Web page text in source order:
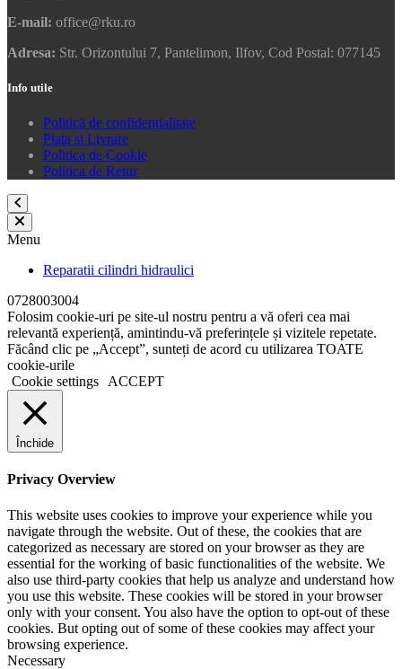
E-mail: office@rku.ro
Adresa: Str. Orizontului 7, Pantelimon, Ilfov, Cod Postal: 077145
Info utile
Politică de confidențialitate
Plata si Livrare
Politica de Cookie
Politica de Retur
Menu
Reparatii cilindri hidraulici
0728003004
Folosim cookie-uri pe site-ul nostru pentru a vă oferi cea mai
relevantă experiență, amintindu-vă preferințele și vizitele repetate.
Făcând clic pe „Accept”, sunteți de acord cu utilizarea TOATE
cookie-urile
Cookie settings
ACCEPT
Închide
Privacy Overview
This website uses cookies to improve your experience while you
navigate through the website. Out of these, the cookies that are
categorized as necessary are stored on your browser as they are
essential for the working of basic functionalities of the website. We
also use third-party cookies that help us analyze and understand how
you use this website. These cookies will be stored in your browser
only with your consent. You also have the option to opt-out of these
cookies. But opting out of some of these cookies may affect your
browsing experience.
Necessary